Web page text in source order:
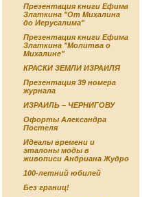
Презентация книги Ефима
Златкина "От Михалина
до Иерусалима"
Презентация книги Ефима
Златкина "Молитва о
Михалине"
КРАСКИ ЗЕМЛИ ИЗРАИЛЯ
Презентация 39 номера
журнала
ИЗРАИЛЬ – ЧЕРНИГОВУ
Офорты Александра
Постеля
Идеалы времени и
эталоны моды в
живописи Андриана Жудро
100-летний юбилей
Без границ!